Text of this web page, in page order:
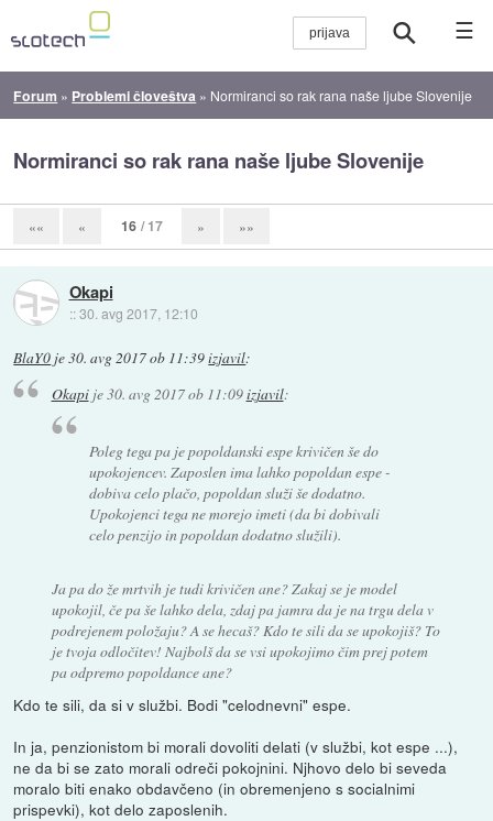
☰
Forum » Problemi človeštva » Normiranci so rak rana naše ljube Slovenije
Normiranci so rak rana naše ljube Slovenije
«« « 16 / 17 » »»
Okapi
::30. avg 2017, 12:10
BlaY0 je30. avg 2017 ob 11:39izjavil:
Okapije30. avg 2017 ob 11:09izjavil:
Poleg tega pa je popoldanski espe krivičen še do
upokojencev. Zaposlen ima lahko popoldan espe -
dobiva celo plačo, popoldan služi še dodatno.
Upokojenci tega ne morejo imeti (da bi dobivali
celo penzijo in popoldan dodatno služili).
Ja pa do že mrtvih je tudi krivičen ane? Zakaj se je model
upokojil, če pa še lahko dela, zdaj pa jamra da je na trgu dela v
podrejenem položaju? A se hecaš? Kdo te sili da se upokojiš? To
je tvoja odločitev! Najbolš da se vsi upokojimo čim prej potem
pa odpremo popoldance ane?
Kdo te sili, da si v službi. Bodi "celodnevni" espe.
In ja, penzionistom bi morali dovoliti delati (v službi, kot espe ...),
ne da bi se zato morali odreči pokojnini. Njhovo delo bi seveda
moralo biti enako obdavčeno (in obremenjeno s socialnimi
prispevki), kot delo zaposlenih.